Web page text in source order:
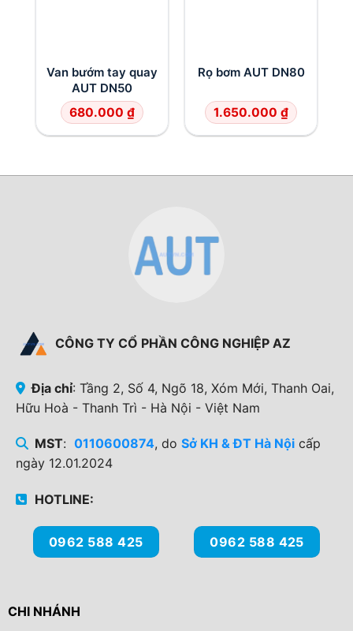
Van bướm tay quay
AUT DN50
680.000 ₫
Rọ bơm AUT DN80
1.650.000 ₫
CÔNG TY CỔ PHẦN CÔNG NGHIỆP AZ
Địa chỉ: Tầng 2, Số 4, Ngõ 18, Xóm Mới, Thanh Oai,
Hữu Hoà - Thanh Trì - Hà Nội - Việt Nam
MST: 0110600874, do Sở KH & ĐT Hà Nộicấp
ngày 12.01.2024
HOTLINE:
0962 588 425 0962 588 425
CHI NHÁNH